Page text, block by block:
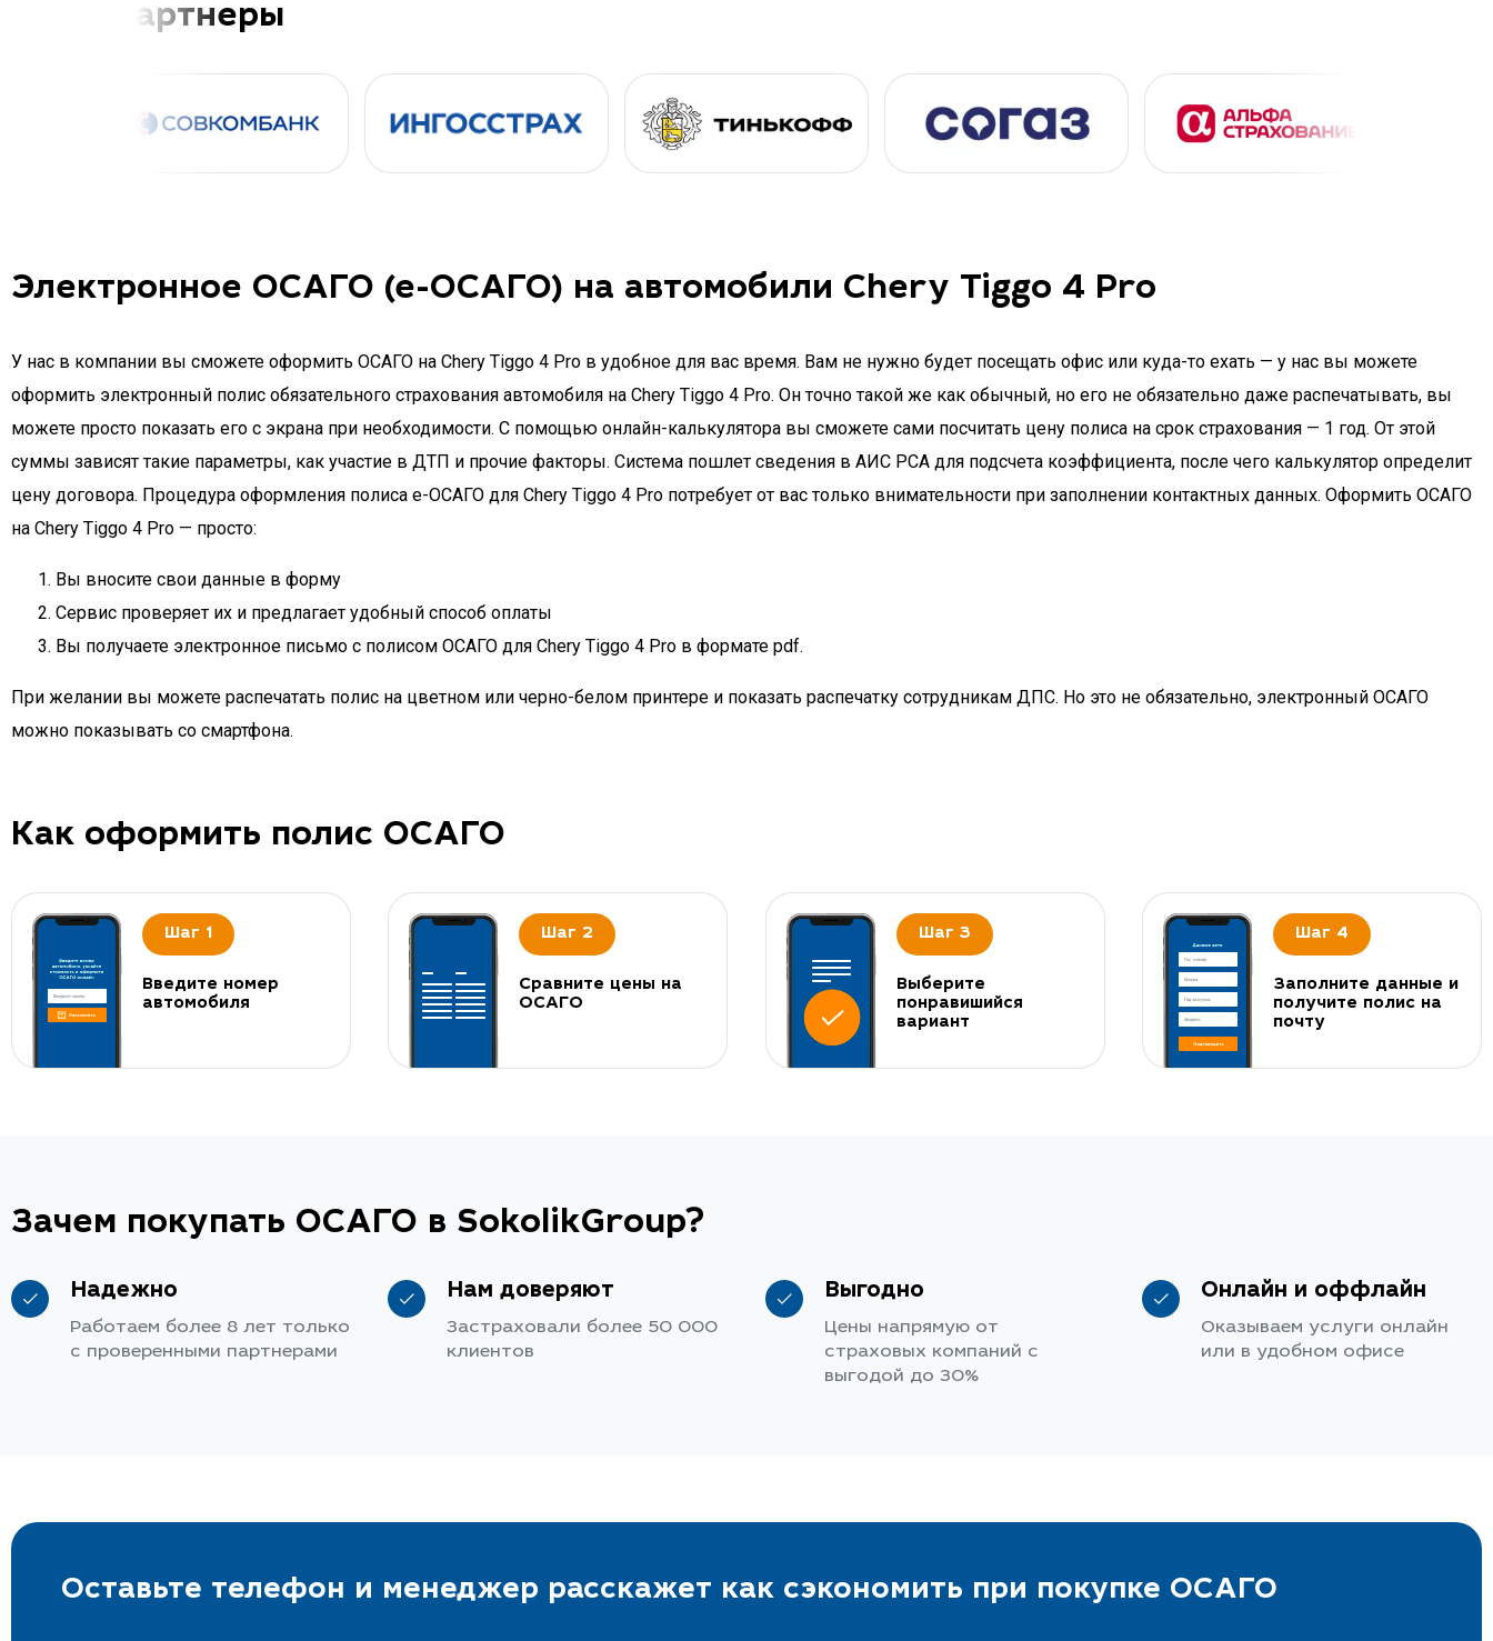
Наши партнеры
Электронное ОСАГО (е-ОСАГО) на автомобили Chery Tiggo 4 Pro
У нас в компании вы сможете оформить ОСАГО на Chery Tiggo 4 Pro в удобное для вас время. Вам не нужно будет посещать офис или куда-то ехать — у нас вы можете
оформить электронный полис обязательного страхования автомобиля на Chery Tiggo 4 Pro. Он точно такой же как обычный, но его не обязательно даже распечатывать, вы
можете просто показать его с экрана при необходимости. С помощью онлайн-калькулятора вы сможете сами посчитать цену полиса на срок страхования — 1 год. От этой
суммы зависят такие параметры, как участие в ДТП и прочие факторы. Система пошлет сведения в АИС РСА для подсчета коэффициента, после чего калькулятор определит
цену договора. Процедура оформления полиса e-ОСАГО для Chery Tiggo 4 Pro потребует от вас только внимательности при заполнении контактных данных. Оформить ОСАГО
на Chery Tiggo 4 Pro — просто:
Вы вносите свои данные в форму
Сервис проверяет их и предлагает удобный способ оплаты
Вы получаете электронное письмо с полисом ОСАГО для Chery Tiggo 4 Pro в формате pdf.
При желании вы можете распечатать полис на цветном или черно-белом принтере и показать распечатку сотрудникам ДПС. Но это не обязательно, электронный ОСАГО
можно показывать со смартфона.
Как оформить полис ОСАГО
Шаг 1
Введите номер
автомобиля
Шаг 2
Сравните цены на
ОСАГО
Шаг 3
Выберите
понравишийся
вариант
Шаг 4
Заполните данные и
получите полис на
почту
Зачем покупать ОСАГО в SokolikGroup?
Надежно
Работаем более 8 лет только
с проверенными партнерами
Нам доверяют
Застраховали более 50 000
клиентов
Выгодно
Цены напрямую от
страховых компаний с
выгодой до 30%
Онлайн и оффлайн
Оказываем услуги онлайн
или в удобном офисе
Оставьте телефон и менеджер расскажет как сэкономить при покупке ОСАГО